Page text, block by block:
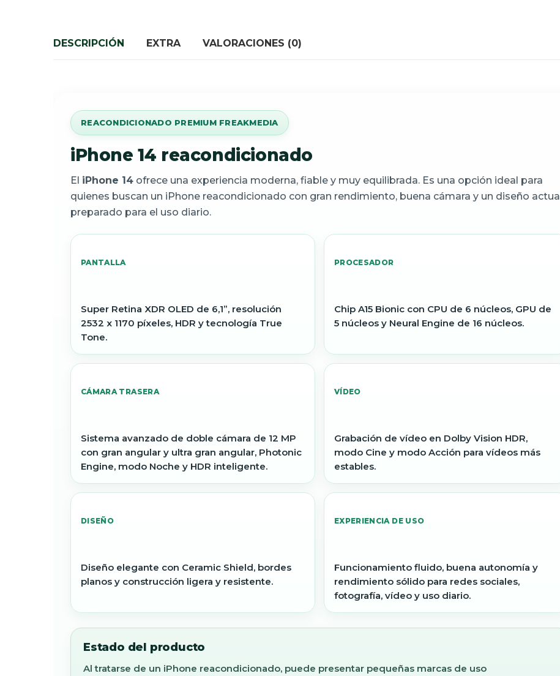
DESCRIPCIÓN EXTRA VALORACIONES (0)
REACONDICIONADO PREMIUM FREAKMEDIA
iPhone 14 reacondicionado
El iPhone 14 ofrece una experiencia moderna, fiable y muy equilibrada. Es una opción ideal para
quienes buscan un iPhone reacondicionado con gran rendimiento, buena cámara y un diseño actual
preparado para el uso diario.
PANTALLA
Super Retina XDR OLED de 6,1”, resolución
2532 x 1170 píxeles, HDR y tecnología True
Tone.
PROCESADOR
Chip A15 Bionic con CPU de 6 núcleos, GPU de
5 núcleos y Neural Engine de 16 núcleos.
CÁMARA TRASERA
Sistema avanzado de doble cámara de 12 MP
con gran angular y ultra gran angular, Photonic
Engine, modo Noche y HDR inteligente.
VÍDEO
Grabación de vídeo en Dolby Vision HDR,
modo Cine y modo Acción para vídeos más
estables.
DISEÑO
Diseño elegante con Ceramic Shield, bordes
planos y construcción ligera y resistente.
EXPERIENCIA DE USO
Funcionamiento fluido, buena autonomía y
rendimiento sólido para redes sociales,
fotografía, vídeo y uso diario.
Estado del producto
Al tratarse de un iPhone reacondicionado, puede presentar pequeñas marcas de uso